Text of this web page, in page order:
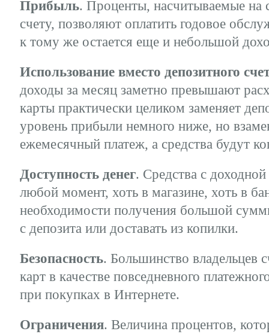
Прибыль. Проценты, насчитываемые на
счету, позволяют оплатить годовое
к тому же остается еще и небольшой
Использование вместо депозитного
доходы за месяц заметно превышают
карты практически целиком заменяет
уровень прибыли немного ниже, но
ежемесячный платеж, а средства будут
Доступность денег. Средства с
любой момент, хоть в магазине, хоть в
необходимости получения большой
с депозита или доставать из копилки.
Безопасность. Большинство владельцев
карт в качестве повседневного
при покупках в Интернете.
Ограничения. Величина процентов,